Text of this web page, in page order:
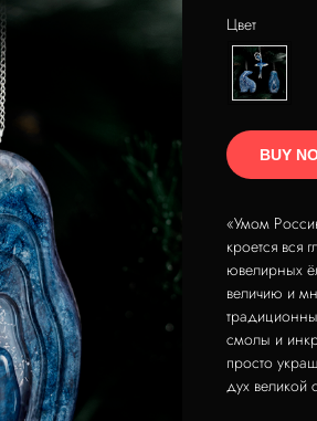
Цвет
BUY
«Умом
кроется вся
ювелирных
величию и
смолы и
просто
дух великой